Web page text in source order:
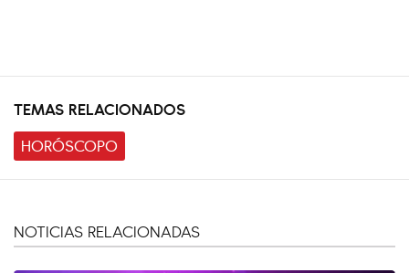
TEMAS RELACIONADOS
HORÓSCOPO
NOTICIAS RELACIONADAS